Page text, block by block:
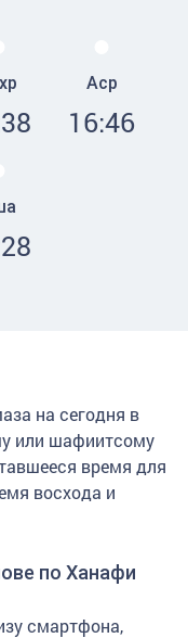
Аср
16:46
на сегодня в
или шафиитсому
время для
восхода и
по Ханафи
смартфона,